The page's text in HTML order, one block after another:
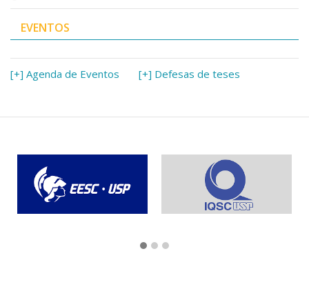
EVENTOS
[+] Agenda de Eventos [+] Defesas de teses